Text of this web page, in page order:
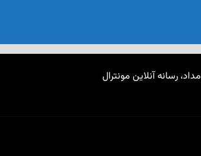
مداد، رسانه آنلاین مونترال